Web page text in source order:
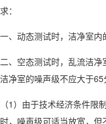
求：
一、动态测试时，洁净室内
二、空态测试时，乱流洁
洁净室的噪声级不应大于65
（1）由于技术经济条件限
时，噪声级可适当放宽，